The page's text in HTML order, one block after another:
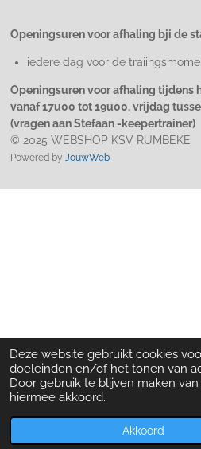
Deze website gebruikt cookies
doeleinden en/of het tonen van
Door gebruik te blijven maken
hiermee akkoord.
Akkoord
Openingsuren voor afhaling bji de
iedere dag voor de
Openingsuren voor afhaling tijdens
vanaf 17u00 tot 19u00, vrijdag
(vragen aan Stefaan -keepertrainer)
© 2025 WEBSHOP KSV RUMBEKE
Powered by JouwWeb
Telefoonnummer